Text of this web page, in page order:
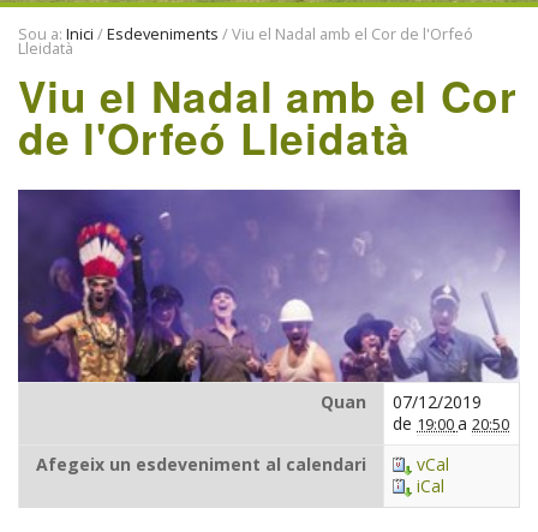
TRADICIONS
Sou a: Inici /Esdeveniments /Viu el Nadal amb el Cor de l'Orfeó
Lleidatà
Viu el Nadal amb el Cor
de l'Orfeó Lleidatà
Quan
07/12/2019
de 19:00a 20:50
Afegeix un esdeveniment al calendari
vCal
iCal